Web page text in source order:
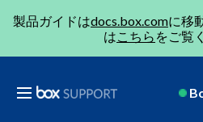
製品ガイドはdocs.box.comに移
はこちら をご覧